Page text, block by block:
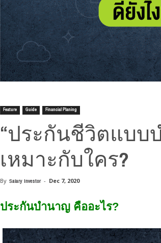
Feature Guide Financial Planing
“ประกันชีวิตแบบ
เหมาะกับใคร?
By Salary Investor - Dec 7, 2020
ประกันบำนาญ คืออะไร?